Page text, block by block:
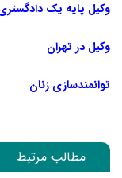
وکیل پایه یک
وکیل در تهران
توانمندسازی زنان
مطالب مرتبط